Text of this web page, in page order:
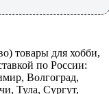
товары для хобби,
по России:
Волгоград,
Тула, Сургут,